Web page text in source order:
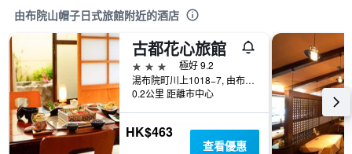
由布院山帽子日式旅館附近的酒店
古都花心旅館
3星級
極好 9.2
湯布院町川上1018−7, 由布市, 日本
0.2公里 距離市中心
HK$463
查看優惠